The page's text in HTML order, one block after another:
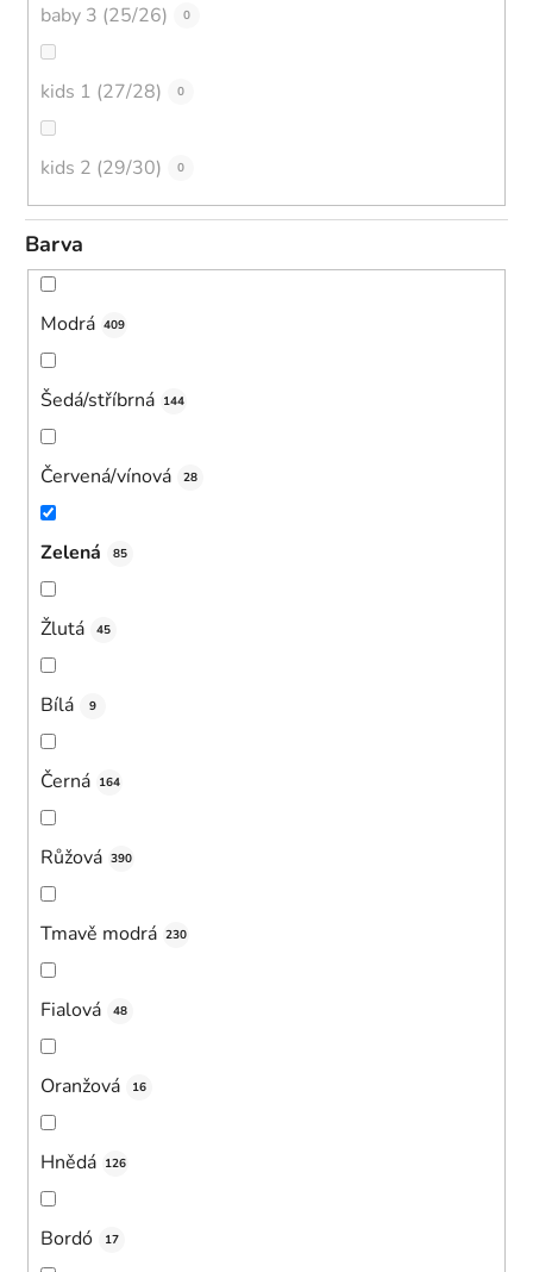
baby 3 (25/26) 0
kids 1 (27/28) 0
kids 2 (29/30) 0
Barva
Modrá 409
Šedá/stříbrná 144
Červená/vínová 28
Zelená 85
Žlutá 45
Bílá 9
Černá 164
Růžová 390
Tmavě modrá 230
Fialová 48
Oranžová 16
Hnědá 126
Bordó 17